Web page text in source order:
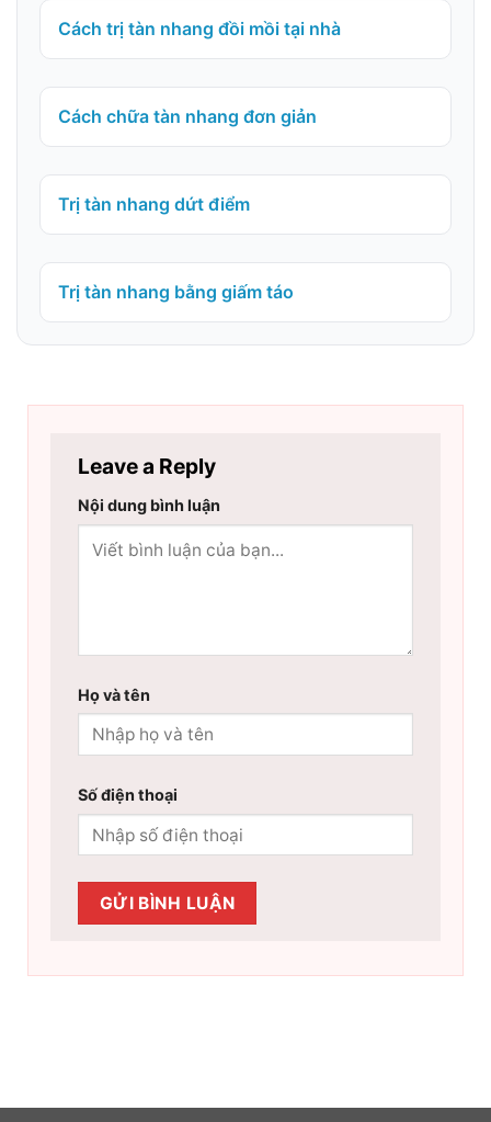
Cách trị tàn nhang đồi mồi tại nhà
Cách chữa tàn nhang đơn giản
Trị tàn nhang dứt điểm
Trị tàn nhang bằng giấm táo
Leave a Reply
Nội dung bình luận
Họ và tên
Số điện thoại